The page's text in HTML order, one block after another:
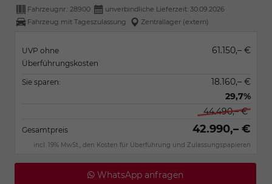
Fahrzeugnr.: 28900 unverbindliche Lieferzeit: 30.09.2026
Fahrzeug mit Tageszulassung
Zentrallager (extern)
UVP ohne
Überführungskosten
61.150,– €
Sie sparen:
18.160,– €
29,7%
44.490,– €
Gesamtpreis 42.990,– €
incl. 19% MwSt., den Kosten für Überführung und Zulassungspapieren
WhatsApp anfragen